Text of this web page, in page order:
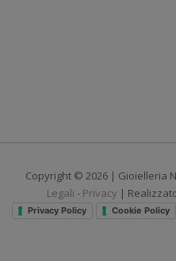
Copyright © 2026 | Gioielleria
Legali - Privacy |
Privacy Policy Cookie Policy